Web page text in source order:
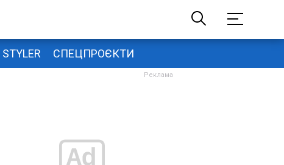
STYLER СПЕЦПРОЄКТИ